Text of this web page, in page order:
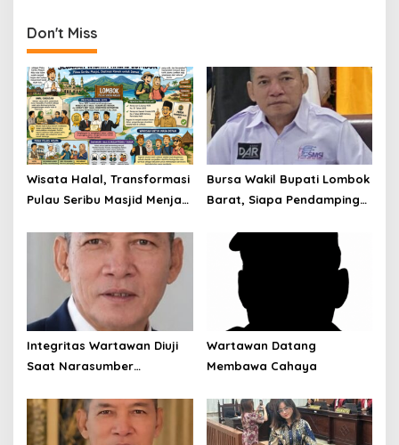
Don't Miss
Wisata Halal, Transformasi
Pulau Seribu Masjid Menjadi
Kelas Dunia
Bursa Wakil Bupati Lombok
Barat, Siapa Pendamping
Integritas Wartawan Diuji
Saat Narasumber
Wartawan Datang
Membawa Cahaya